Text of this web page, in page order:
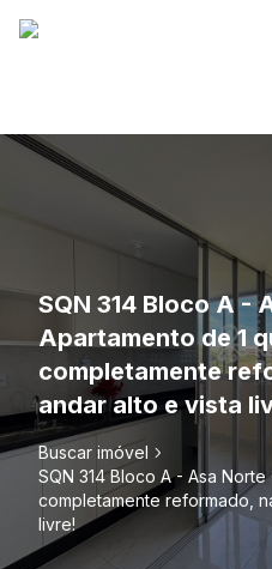
SQN 314 Bloco A -
Apartamento de 1
completamente
andar alto e vista
Buscar imóvel
SQN 314 Bloco A - Asa
completamente reformado,
livre!